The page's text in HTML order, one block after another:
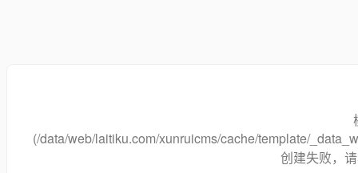
(/data/web/laitiku.com/xunruicms/cache/template/
创建失败，